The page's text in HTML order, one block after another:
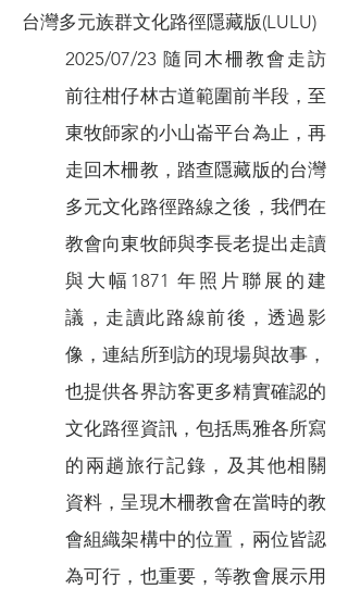
台灣多元族群文化路徑隱藏版(LULU)
2025/07/23 隨同木柵教會走訪
前往柑仔林古道範圍前半段，至
東牧師家的小山崙平台為止，再
走回木柵教，踏查隱藏版的台灣
多元文化路徑路線之後，我們在
教會向東牧師與李長老提出走讀
與大幅1871 年照片聯展的建
議，走讀此路線前後，透過影
像，連結所到訪的現場與故事，
也提供各界訪客更多精實確認的
文化路徑資訊，包括馬雅各所寫
的兩趟旅行記錄，及其他相關
資料，呈現木柵教會在當時的教
會組織架構中的位置，兩位皆認
為可行，也重要，等教會展示用